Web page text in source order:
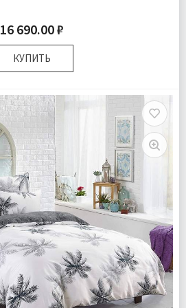
16 690.00 ₽
КУПИТЬ
Пододеяльник 1 шт Простыня 1 шт
Наволочки 4 шт
Сатин
Бесплатно